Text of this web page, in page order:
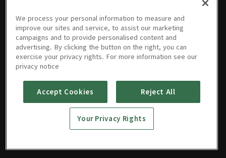
에피소드
01회
04/11/2026 • 46분
We process your personal information to measure and
improve our sites and service, to assist our marketing
campaigns and to provide personalised content and
advertising. By clicking the button on the right, you can
exercise your privacy rights. For more information see our
privacy notice
Accept Cookies Reject All
Your Privacy Rights